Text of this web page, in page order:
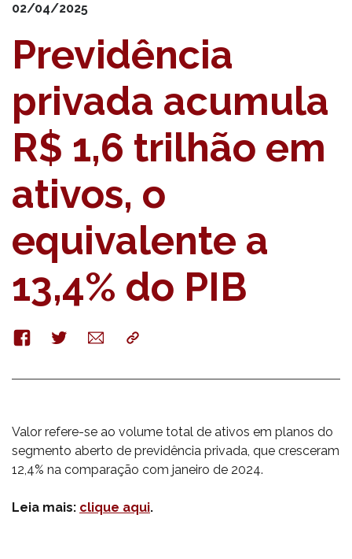
02/04/2025
Previdência
privada acumula
R$ 1,6 trilhão em
ativos, o
equivalente a
13,4% do PIB
FacebookTwitterE-
mail
Copy
Valor refere-se ao volume total de ativos em planos do
segmento aberto de previdência privada, que cresceram
12,4% na comparação com janeiro de 2024.
Leia mais: clique aqui.